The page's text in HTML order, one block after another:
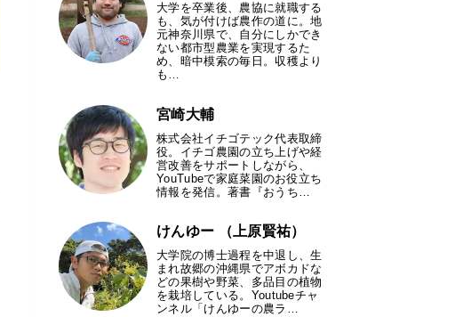
大学を卒業後、農協に就職する
も、気が付けば農作の道に。地
元神奈川県で、自分にしかでき
ない都市型農業を実現するた
め、暗中模索の毎日。収穫より
も…
宮崎大輔
株式会社イチゴテック代表取締
役。イチゴ農園の立ち上げや経
営改善をサポートしながら、
YouTubeで家庭菜園のお役立ち
情報を発信。著書『おうち…
けんゆー （上原賢祐）
大学院の博士過程を中退し、生
まれ故郷の沖縄県でアボカドな
どの果樹や野菜、多品目の植物
を栽培している。Youtubeチャ
ンネル「けんゆーの農ラ…